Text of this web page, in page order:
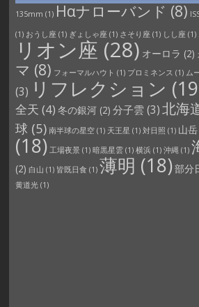
135mm (1) Hαナローバンド (8)
(1) おうし座 (1) ぎょしゃ座 (1) さそり座 (1) しし座 (1)
リオン座 (28) オーロラ (2)
マ (8) フォーマルハウト (1) プロミネンス (1) ム
(3) リフレクション
全天 (4) 冬の銀河(2) 分子雲 (3)北海
球 (5) 南半球の星空(1) 天王星 (1) 対日照 (1) 山岳
(18) 工場夜景(1) 暗黒星雲(1) 横浜(1) 沖縄(1)
(2) 白山 (1) 皆既日食 (1) 薄明 (18)部分
黄道光(1)